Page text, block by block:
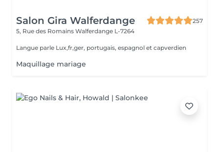
Salon Gira Walferdange
257
5, Rue des Romains Walferdange L-7264
Langue parle Lux,fr,ger, portugais, espagnol et capverdien
Maquillage mariage